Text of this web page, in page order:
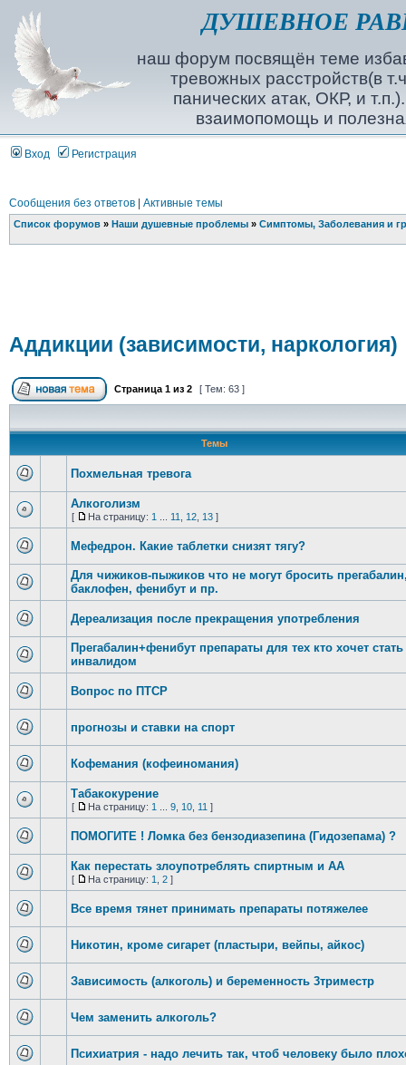
ДУШЕВНОЕ
наш форум посвящён теме
тревожных расстройств(в
панических атак, ОКР, и
взаимопомощь и
Вход Регистрация
Сообщения без ответов| Активные темы
Список форумов» Наши душевные проблемы» Симптомы, Заболевания и
Аддикции (зависимости, наркология)
Страница 1из 2 [ Тем: 63 ]
Темы
Похмельная тревога
Алкоголизм
[ На страницу: 1 11 12, 13]
Мефедрон. Какие таблетки снизят тягу?
Для чижиков-пыжиков что не могут бросить
баклофен, фенибут и пр.
Дереализация после прекращения употребления
Прегабалин+фенибут препараты для тех кто хочет стать
инвалидом
Вопрос по ПТСР
прогнозы и ставки на спорт
Кофемания (кофеиномания)
Табакокурение
[ На страницу: 1 9, 10, 11 ]
ПОМОГИТЕ ! Ломка без бензодиазепина (Гидозепама) ?
Как перестать злоупотреблять спиртным и АА
[ На страницу: 1 2]
Все время тянет принимать препараты потяжелее
Никотин, кроме сигарет (пластыри, вейпы, айкос)
Зависимость (алкоголь) и беременность 3триместр
Чем заменить алкоголь?
Психиатрия - надо лечить так, чтоб человеку было